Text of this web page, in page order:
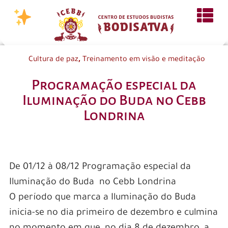
Cultura de paz, Treinamento em visão e meditação
Programação especial da
Iluminação do Buda no Cebb
Londrina
De 01/12 à 08/12 Programação especial da
Iluminação do Buda no Cebb Londrina
O período que marca a Iluminação do Buda
inicia-se no dia primeiro de dezembro e culmina